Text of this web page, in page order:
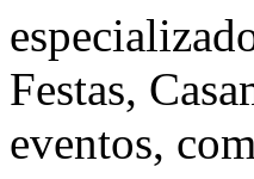
Festas,
eventos,